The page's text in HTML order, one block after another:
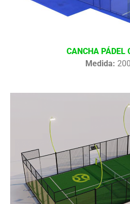
CANCHA PÁDEL
Medida: